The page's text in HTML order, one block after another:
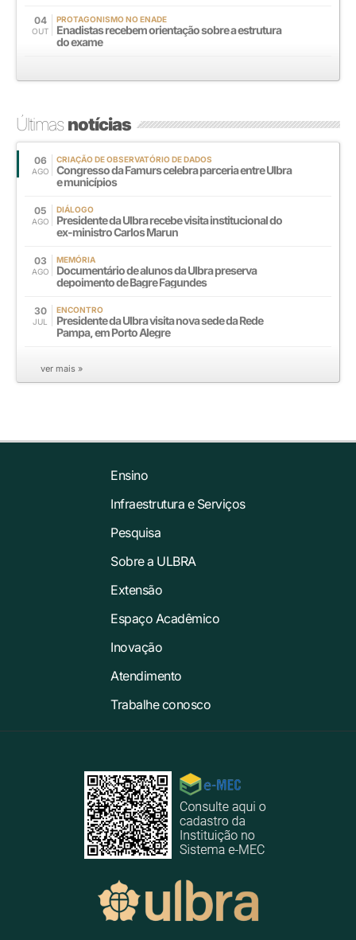
04
OUT
PROTAGONISMO NO ENADE
Enadistas recebem orientação sobre a estrutura
do exame
Últimasnotícias
06
AGO
CRIAÇÃO DE OBSERVATÓRIO DE DADOS
Congresso da Famurs celebra parceria entre Ulbra
e municípios
05
AGO
DIÁLOGO
Presidente da Ulbra recebe visita institucional do
ex-ministro Carlos Marun
03
AGO
MEMÓRIA
Documentário de alunos da Ulbra preserva
depoimento de Bagre Fagundes
30
JUL
ENCONTRO
Presidente da Ulbra visita nova sede da Rede
Pampa, em Porto Alegre
ver mais »
Ensino
Infraestrutura e Serviços
Pesquisa
Sobre a ULBRA
Extensão
Espaço Acadêmico
Inovação
Atendimento
Trabalhe conosco